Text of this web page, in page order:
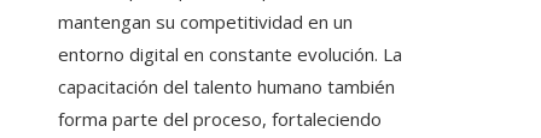
mantengan su competitividad en un
entorno digital en constante evolución. La
capacitación del talento humano también
forma parte del proceso, fortaleciendo